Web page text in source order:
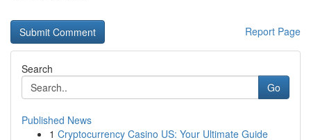
Report Page
Search
Go
Published News
1 Cryptocurrency Casino US: Your Ultimate Guide